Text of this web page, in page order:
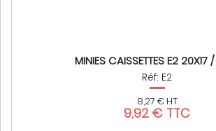
MINIES CAISSETTES E2 20X17
Réf: E2
8,27 € HT
9,92 € TTC